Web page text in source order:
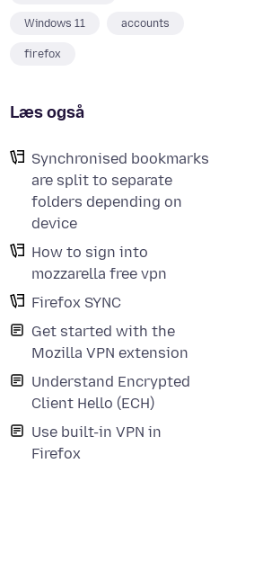
Windows 11 accounts
firefox
Læs også
Synchronised bookmarks
are split to separate
folders depending on
device
How to sign into
mozzarella free vpn
Firefox SYNC
Get started with the
Mozilla VPN extension
Understand Encrypted
Client Hello (ECH)
Use built-in VPN in
Firefox